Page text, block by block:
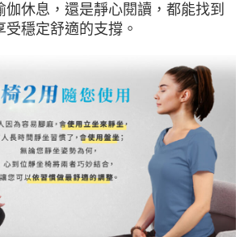
休息，還是靜心閱讀，都能找到
穩定舒適的支撐。